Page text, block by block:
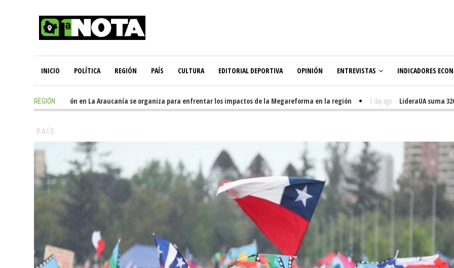
INICIO POLÍTICA REGIÓN PAÍS CULTURA EDITORIAL DEPORTIVA OPINIÓN ENTREVISTAS INDICADORES
REGIÓN
Oposición en La Araucanía se organiza para enfrentar los impactos de la Megareforma en la región 1 day ago - LideraUA suma 320
PAÍS